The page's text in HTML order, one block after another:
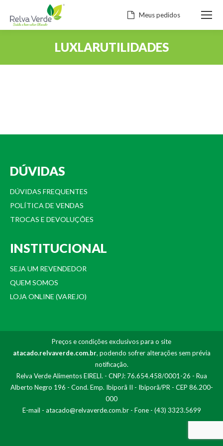
Meus pedidos
LUXLARUTILIDADES
DÚVIDAS
DÚVIDAS FREQUENTES
POLÍTICA DE VENDAS
TROCAS E DEVOLUÇÕES
INSTITUCIONAL
SEJA UM REVENDEDOR
QUEM SOMOS
LOJA ONLINE (VAREJO)
Preços e condições exclusivos para o site
atacado.relvaverde.com.br, podendo sofrer alterações sem prévia
notificação.
Relva Verde Alimentos EIRELI. - CNPJ: 76.654.458/0001-26 - Rua
Alberto Negro 196 - Cond. Emp. Ibiporã II - Ibiporã/PR - CEP 86.200-
000
E-mail - atacado@relvaverde.com.br- Fone - (43) 3323.5699